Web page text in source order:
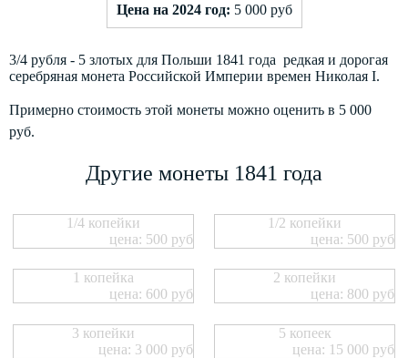
Цена на 2024 год: 5 000 руб
3/4 рубля - 5 злотых для Польши 1841 года редкая и дорогая
серебряная монета Российской Империи времен Николая I.
Примерно стоимость этой монеты можно оценить в 5 000
руб.
Другие монеты 1841 года
1/4 копейки
цена: 500 руб
1/2 копейки
цена: 500 руб
1 копейка
цена: 600 руб
2 копейки
цена: 800 руб
3 копейки
цена: 3 000 руб
5 копеек
цена: 15 000 руб